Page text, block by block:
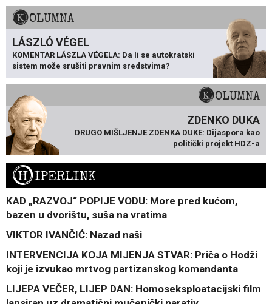
KOLUMNA
LÁSZLÓ VÉGEL
KOMENTAR LÁSZLA VÉGELA: Da li se autokratski
sistem može srušiti pravnim sredstvima?
KOLUMNA
ZDENKO DUKA
DRUGO MIŠLJENJE ZDENKA DUKE: Dijaspora kao
politički projekt HDZ-a
HIPERLINK
KAD „RAZVOJ“ POPIJE VODU: More pred kućom,
bazen u dvorištu, suša na vratima
VIKTOR IVANČIĆ: Nazad naši
INTERVENCIJA KOJA MIJENJA STVAR: Priča o Hodži
koji je izvukao mrtvog partizanskog komandanta
LIJEPA VEČER, LIJEP DAN: Homoseksploatacijski film